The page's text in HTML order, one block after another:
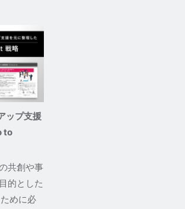
ップ支援
to
共創や事
的とした
めに必